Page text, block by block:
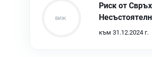
Риск от
към 31.12.2024 г.